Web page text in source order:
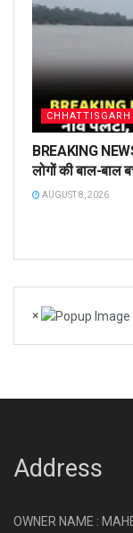
CHHATTISGARH
BREAKING
लोगों की बाल-बाल
AUGUST 8, 2026
×
Address
OWNER NAME :